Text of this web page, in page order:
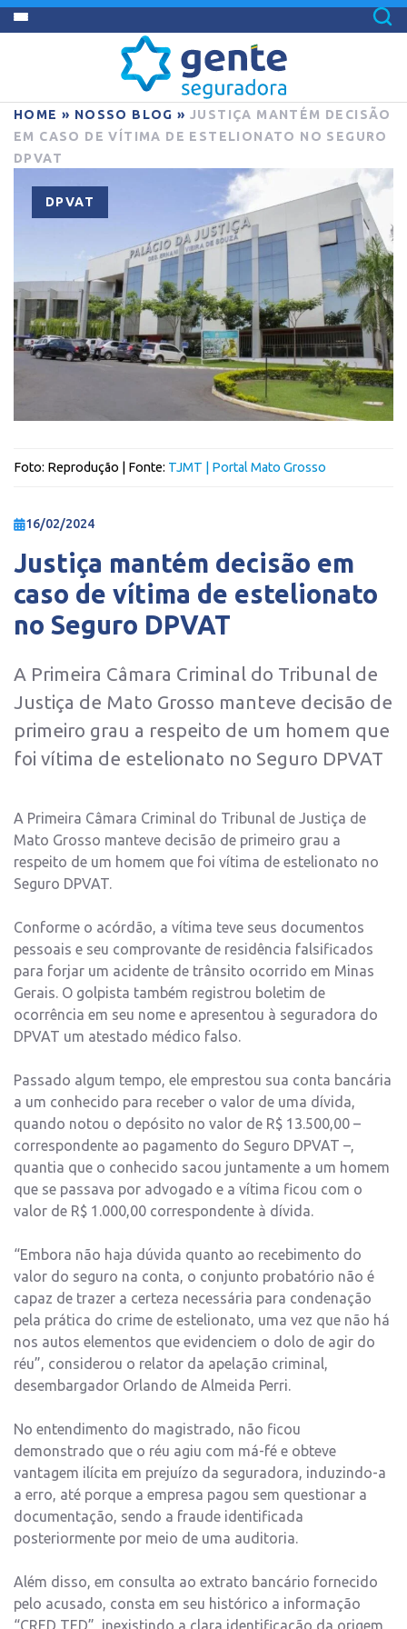
HOME » NOSSO BLOG »JUSTIÇA MANTÉM DECISÃO
EM CASO DE VÍTIMA DE ESTELIONATO NO SEGURO
DPVAT
DPVAT
Foto: Reprodução | Fonte: TJMT | Portal Mato Grosso
16/02/2024
Justiça mantém decisão em
caso de vítima de estelionato
no Seguro DPVAT
A Primeira Câmara Criminal do Tribunal de
Justiça de Mato Grosso manteve decisão de
primeiro grau a respeito de um homem que
foi vítima de estelionato no Seguro DPVAT
A Primeira Câmara Criminal do Tribunal de Justiça de
Mato Grosso manteve decisão de primeiro grau a
respeito de um homem que foi vítima de estelionato no
Seguro DPVAT.
Conforme o acórdão, a vítima teve seus documentos
pessoais e seu comprovante de residência falsificados
para forjar um acidente de trânsito ocorrido em Minas
Gerais. O golpista também registrou boletim de
ocorrência em seu nome e apresentou à seguradora do
DPVAT um atestado médico falso.
Passado algum tempo, ele emprestou sua conta bancária
a um conhecido para receber o valor de uma dívida,
quando notou o depósito no valor de R$ 13.500,00 –
correspondente ao pagamento do Seguro DPVAT –,
quantia que o conhecido sacou juntamente a um homem
que se passava por advogado e a vítima ficou com o
valor de R$ 1.000,00 correspondente à dívida.
“Embora não haja dúvida quanto ao recebimento do
valor do seguro na conta, o conjunto probatório não é
capaz de trazer a certeza necessária para condenação
pela prática do crime de estelionato, uma vez que não há
nos autos elementos que evidenciem o dolo de agir do
réu”, considerou o relator da apelação criminal,
desembargador Orlando de Almeida Perri.
No entendimento do magistrado, não ficou
demonstrado que o réu agiu com má-fé e obteve
vantagem ilícita em prejuízo da seguradora, induzindo-a
a erro, até porque a empresa pagou sem questionar a
documentação, sendo a fraude identificada
posteriormente por meio de uma auditoria.
Além disso, em consulta ao extrato bancário fornecido
pelo acusado, consta em seu histórico a informação
“CRED TED”, inexistindo a clara identificação da origem